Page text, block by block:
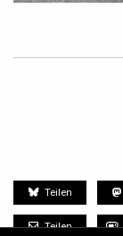
Teilen
Teilen